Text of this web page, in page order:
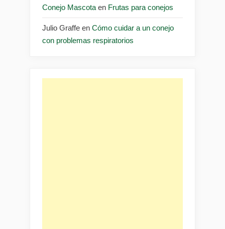
Conejo Mascota en Frutas para conejos
Julio Graffe en Cómo cuidar a un conejo
con problemas respiratorios